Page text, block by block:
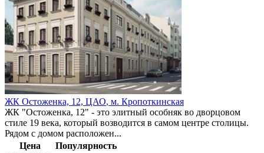
ЖК Остоженка, 12, ЦАО, м. Кропоткинская
ЖК "Остоженка, 12" - это элитный особняк во дворцовом
стиле 19 века, который возводится в самом центре столицы.
Рядом с домом расположен...
Цена
Популярность